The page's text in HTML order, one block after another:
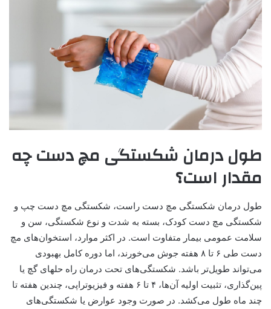
طول درمان شکستگی مچ دست چه
مقدار است؟
طول درمان شکستگی مچ دست راست، شکستگی مچ دست چپ و
شکستگی مچ دست کودک، بسته به شدت و نوع شکستگی، سن و
سلامت عمومی بیمار متفاوت است. در اکثر موارد، استخوان‌های مچ
دست طی ۶ تا ۸ هفته جوش می‌خورند، اما دوره کامل بهبودی
می‌تواند طویل‌تر باشد. شکستگی‌های تحت درمان راه حلهای گچ یا
پین‌گذاری، تثبیت اولیه آن‌ها، ۴ تا ۶ هفته و فیزیوتراپی، چندین هفته تا
چند ماه طول می‌کشد. در صورت وجود عوارض یا شکستگی‌های